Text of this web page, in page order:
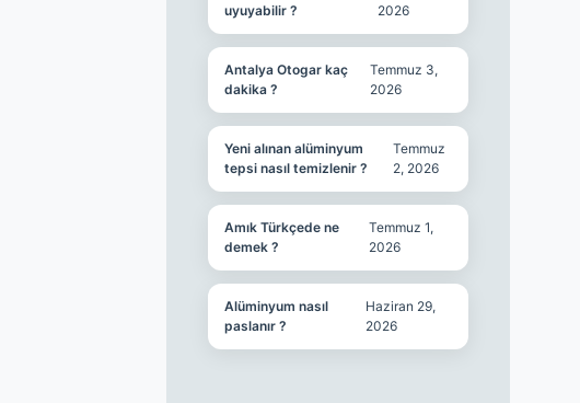
uyuyabilir ?
2026
Antalya Otogar kaç
dakika ?
Temmuz 3,
2026
Yeni alınan alüminyum
tepsi nasıl temizlenir ?
Temmuz
2, 2026
Amık Türkçede ne
demek ?
Temmuz 1,
2026
Alüminyum nasıl
paslanır ?
Haziran 29,
2026